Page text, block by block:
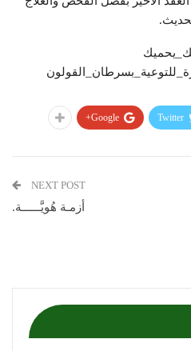
Twitter
Google+
NEXT POST
أزمـة هُويَّــــــة.